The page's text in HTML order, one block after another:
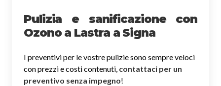
Pulizia e sanificazione con
Ozono a Lastra a Signa
I preventivi per le vostre pulizie sono sempre veloci
con prezzi e costi contenuti, contattaci per un
preventivo senza impegno!